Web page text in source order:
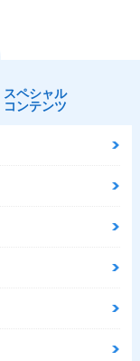
スペシャル
コンテンツ